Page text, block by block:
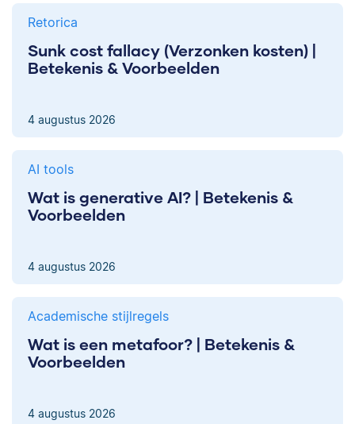
Retorica
Sunk cost fallacy (Verzonken kosten) |
Betekenis & Voorbeelden
4 augustus 2026
AI tools
Wat is generative AI? | Betekenis &
Voorbeelden
4 augustus 2026
Academische stijlregels
Wat is een metafoor? | Betekenis &
Voorbeelden
4 augustus 2026